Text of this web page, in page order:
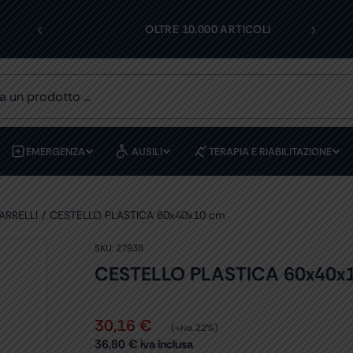
‹ OLTRE 10.000 ARTICOLI ›
EMERGENZA AUSILI TERAPIA E RIABILITAZIONE
CESTELLO PLASTICA 60x40x10 cm
SKU: 27938
CESTELLO PLASTICA
30,16 € (+iva 22%)
36,80 € iva inclusa